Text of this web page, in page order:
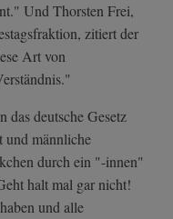
Und Thorsten Frei,
zitiert der
Art von
deutsche Gesetz
und männliche
durch ein "-innen"
halt mal gar nicht!
und alle